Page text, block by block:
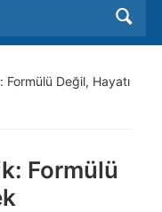
Değil, Hayatı
Formülü